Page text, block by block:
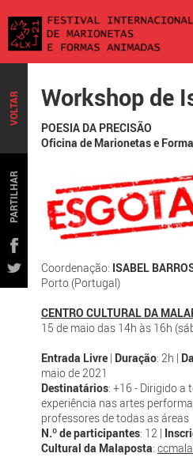
VOLTAR
PARTILHAR
Workshop de
POESIA DA PRECISÃO
Oficina de Marionetas e
Coordenação: ISABEL
Porto (Portugal)
CENTRO CULTURAL DA
15 de maio das 14h às 16h
Entrada Livre | Duração: 2h |
maio de 2021
Destinatários: +16 - Dirigido a
experiência nas artes
professores de todas as áreas
N.º de participantes: 12 |
Cultural da Malaposta: